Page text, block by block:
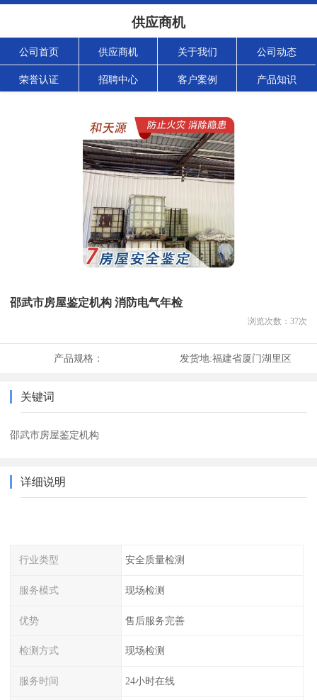
供应商机
公司首页 供应商机 关于我们 公司动态
荣誉认证 招聘中心 客户案例 产品知识
邵武市房屋鉴定机构 消防电气年检
浏览次数： 37次
产品规格： 发货地:福建省厦门湖里区
关键词
邵武市房屋鉴定机构
详细说明
行业类型 安全质量检测
服务模式 现场检测
优势 售后服务完善
检测方式 现场检测
服务时间 24小时在线